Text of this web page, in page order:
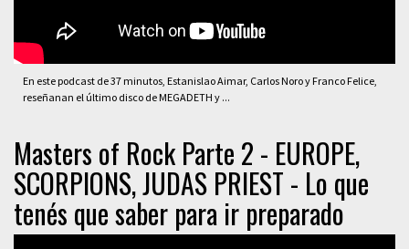
En este podcast de 37 minutos, Estanislao Aimar, Carlos Noro y Franco Felice,
reseñanan el último disco de MEGADETH y ...
Masters of Rock Parte 2 - EUROPE,
SCORPIONS, JUDAS PRIEST - Lo que
tenés que saber para ir preparado